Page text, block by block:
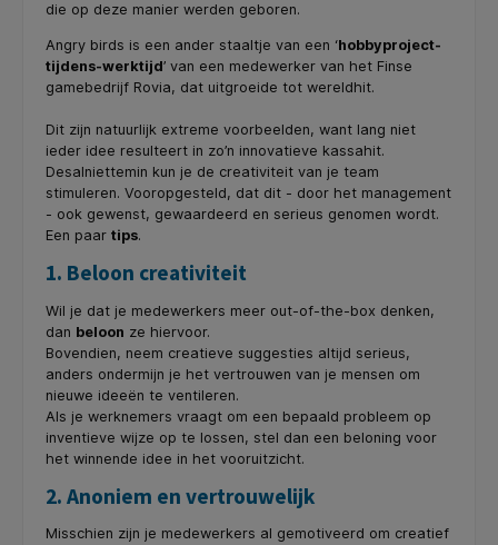
die op deze manier werden geboren.
Angry birds is een ander staaltje van een ‘hobbyproject-
tijdens-werktijd’ van een medewerker van het Finse
gamebedrijf Rovia, dat uitgroeide tot wereldhit.
Dit zijn natuurlijk extreme voorbeelden, want lang niet
ieder idee resulteert in zo’n innovatieve kassahit.
Desalniettemin kun je de creativiteit van je team
stimuleren. Vooropgesteld, dat dit - door het management
- ook gewenst, gewaardeerd en serieus genomen wordt.
Een paar tips.
1. Beloon creativiteit
Wil je dat je medewerkers meer out-of-the-box denken,
dan beloon ze hiervoor.
Bovendien, neem creatieve suggesties altijd serieus,
anders ondermijn je het vertrouwen van je mensen om
nieuwe ideeën te ventileren.
Als je werknemers vraagt om een bepaald probleem op
inventieve wijze op te lossen, stel dan een beloning voor
het winnende idee in het vooruitzicht.
2. Anoniem en vertrouwelijk
Misschien zijn je medewerkers al gemotiveerd om creatief